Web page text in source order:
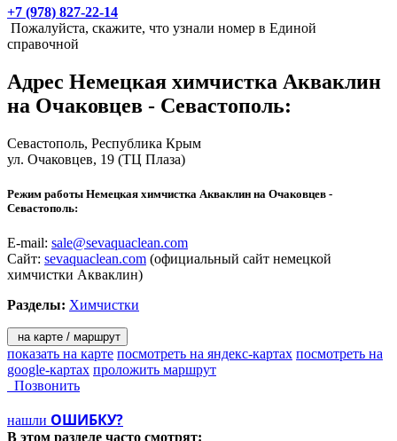
+7 (978) 827-22-14
Пожалуйста, скажите, что узнали номер в Единой
справочной
Адрес Немецкая химчистка Акваклин
на Очаковцев - Севастополь:
Севастополь, Республика Крым
ул. Очаковцев, 19 (ТЦ Плаза)
Режим работы Немецкая химчистка Акваклин на Очаковцев -
Севастополь:
E-mail: sale@sevaquaclean.com
Сайт: sevaquaclean.com (официальный сайт немецкой
химчистки Акваклин)
Разделы: Химчистки
на карте / маршрут
показать на карте посмотреть на яндекс-картах посмотреть на
google-картах проложить маршрут
Позвонить
нашли ОШИБКУ?
В этом разделе часто смотрят: